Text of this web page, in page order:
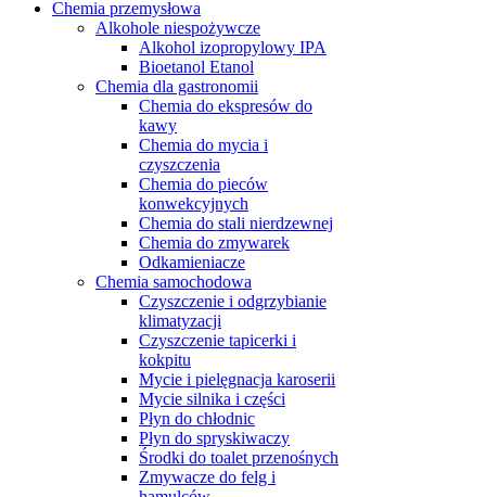
Chemia przemysłowa
Alkohole niespożywcze
Alkohol izopropylowy IPA
Bioetanol Etanol
Chemia dla gastronomii
Chemia do ekspresów do
kawy
Chemia do mycia i
czyszczenia
Chemia do pieców
konwekcyjnych
Chemia do stali nierdzewnej
Chemia do zmywarek
Odkamieniacze
Chemia samochodowa
Czyszczenie i odgrzybianie
klimatyzacji
Czyszczenie tapicerki i
kokpitu
Mycie i pielęgnacja karoserii
Mycie silnika i części
Płyn do chłodnic
Płyn do spryskiwaczy
Środki do toalet przenośnych
Zmywacze do felg i